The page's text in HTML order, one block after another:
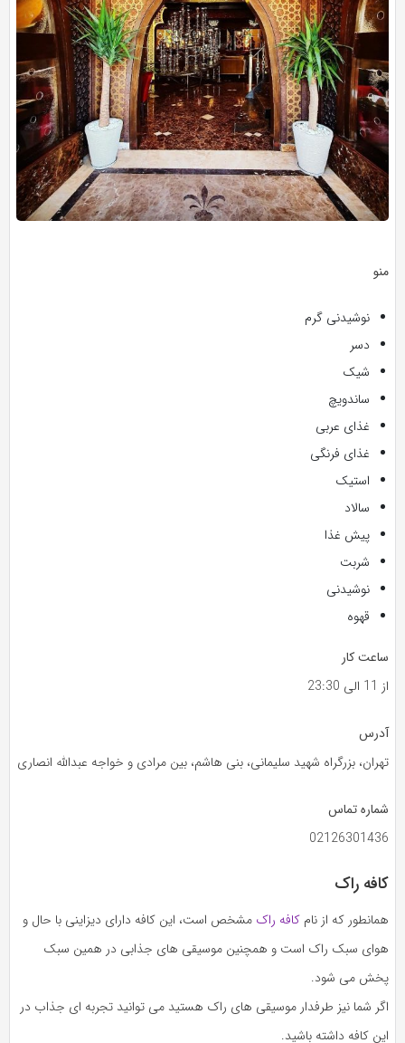
منو
نوشیدنی گرم
دسر
شیک
ساندویچ
غذای عربی
غذای فرنگی
استیک
سالاد
پیش غذا
شربت
نوشیدنی
قهوه
ساعت کار
از 11 الی 23:30
آدرس
تهران، بزرگراه شهید سلیمانی، بنی هاشم، بین مرادی و خواجه عبدالله انصاری
شماره تماس
02126301436
کافه راک
همانطور که از نام کافه راک مشخص است، این کافه دارای دیزاینی با حال و
هوای سبک راک است و همچنین موسیقی های جذابی در همین سبک
پخش می شود.
اگر شما نیز طرفدار موسیقی های راک هستید می توانید تجربه ای جذاب در
این کافه داشته باشید.